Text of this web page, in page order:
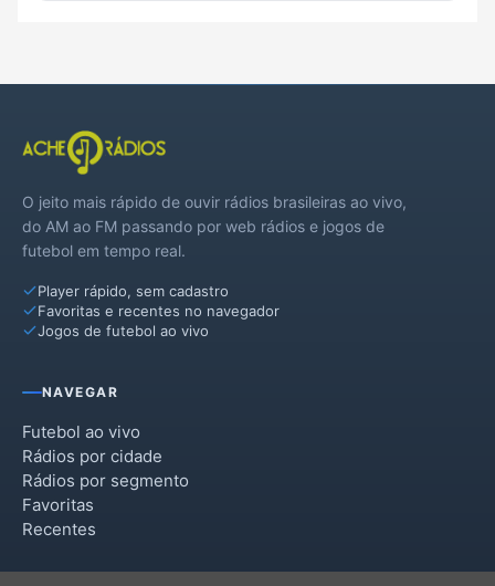
O jeito mais rápido de ouvir rádios brasileiras ao vivo,
do AM ao FM passando por web rádios e jogos de
futebol em tempo real.
Player rápido, sem cadastro
Favoritas e recentes no navegador
Jogos de futebol ao vivo
NAVEGAR
Futebol ao vivo
Rádios por cidade
Rádios por segmento
Favoritas
Recentes